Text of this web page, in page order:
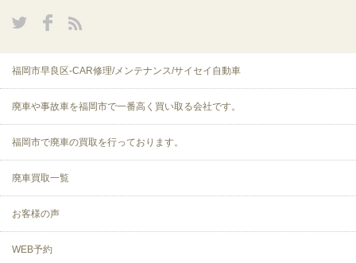
福岡市早良区-CAR修理/メンテナンス/サイセイ自動車
廃車や事故車を福岡市で一番高く買い取る会社です。
福岡市で廃車の買取を行っております。
廃車買取一覧
お客様の声
WEB予約